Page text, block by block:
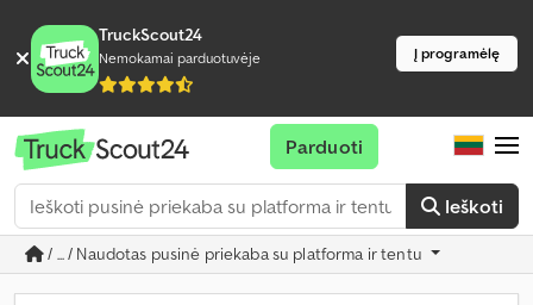
TruckScout24
Nemokamai parduotuvėje Į programėlę
Ieškoti
Parduoti
/ ... / Naudotas pusinė priekaba su platforma ir tentu